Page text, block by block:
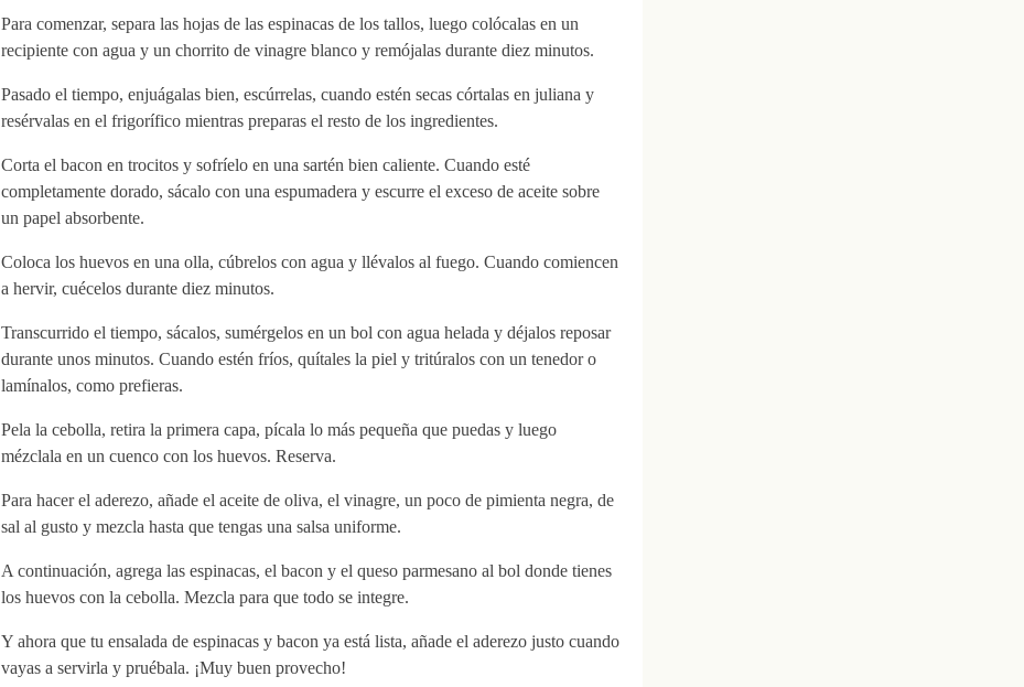
Para comenzar, separa las hojas de las espinacas de los tallos, luego colócalas en un
recipiente con agua y un chorrito de vinagre blanco y remójalas durante diez minutos.
Pasado el tiempo, enjuágalas bien, escúrrelas, cuando estén secas córtalas en juliana y
resérvalas en el frigorífico mientras preparas el resto de los ingredientes.
Corta el bacon en trocitos y sofríelo en una sartén bien caliente. Cuando esté
completamente dorado, sácalo con una espumadera y escurre el exceso de aceite sobre
un papel absorbente.
Coloca los huevos en una olla, cúbrelos con agua y llévalos al fuego. Cuando comiencen
a hervir, cuécelos durante diez minutos.
Transcurrido el tiempo, sácalos, sumérgelos en un bol con agua helada y déjalos reposar
durante unos minutos. Cuando estén fríos, quítales la piel y tritúralos con un tenedor o
lamínalos, como prefieras.
Pela la cebolla, retira la primera capa, pícala lo más pequeña que puedas y luego
mézclala en un cuenco con los huevos. Reserva.
Para hacer el aderezo, añade el aceite de oliva, el vinagre, un poco de pimienta negra, de
sal al gusto y mezcla hasta que tengas una salsa uniforme.
A continuación, agrega las espinacas, el bacon y el queso parmesano al bol donde tienes
los huevos con la cebolla. Mezcla para que todo se integre.
Y ahora que tu ensalada de espinacas y bacon ya está lista, añade el aderezo justo cuando
vayas a servirla y pruébala. ¡Muy buen provecho!